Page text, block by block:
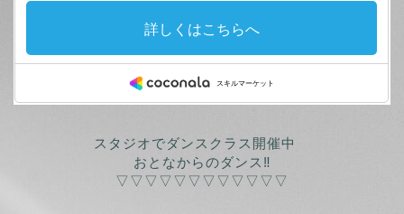
スタジオでダンスクラス開催中
おとなからのダンス‼
▽▽▽▽▽▽▽▽▽▽▽▽